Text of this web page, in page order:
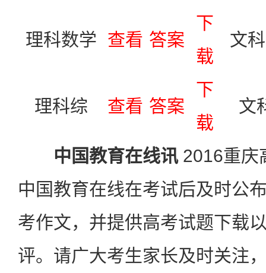
理科数学 查看 答案
下
载
文
理科综 查看 答案
下
载
文
中国教育在线讯2016重庆
中国教育在线在考试后及时公
考作文，并提供高考试题下载
评。请广大考生家长及时关注